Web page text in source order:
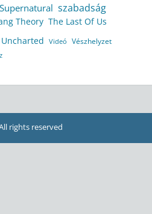
Supernatural szabadság
Theory The Last Of Us
Uncharted Videó Vészhelyzet
rights reserved